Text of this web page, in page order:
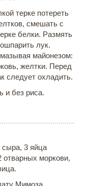
терке потереть
смешать с
белки. Размять
лук.
майонезом:
желтки. Перед
следует охладить.
и без риса.
сыра, 3 яйца
моркови,
Мимоза